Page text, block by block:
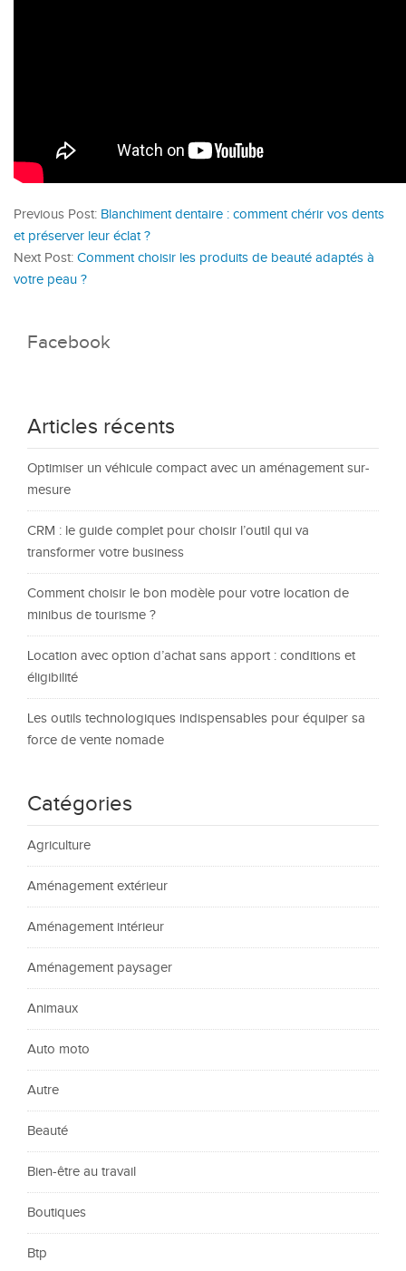
Previous Post: Blanchiment dentaire : comment chérir vos dents
et préserver leur éclat ?
Next Post: Comment choisir les produits de beauté adaptés à
votre peau ?
Facebook
Articles récents
Optimiser un véhicule compact avec un aménagement sur-
mesure
CRM : le guide complet pour choisir l’outil qui va
transformer votre business
Comment choisir le bon modèle pour votre location de
minibus de tourisme ?
Location avec option d’achat sans apport : conditions et
éligibilité
Les outils technologiques indispensables pour équiper sa
force de vente nomade
Catégories
Agriculture
Aménagement extérieur
Aménagement intérieur
Aménagement paysager
Animaux
Auto moto
Autre
Beauté
Bien-être au travail
Boutiques
Btp